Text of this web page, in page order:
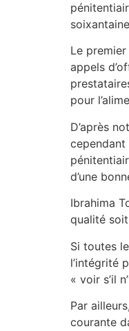
Le
appels
pour
D’après
cependant
d’une
Ibrahima
qualité
Si toutes
l’intégrité
« voir s’il
Par
courante